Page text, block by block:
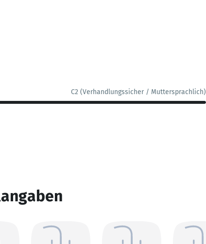
C2 (Verhandlungssicher / Muttersprachlich)